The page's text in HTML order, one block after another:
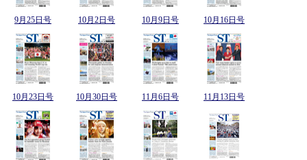
9月25日号 10月2日号 10月9日号 10月16日号
10月23日号 10月30日号 11月6日号 11月13日号